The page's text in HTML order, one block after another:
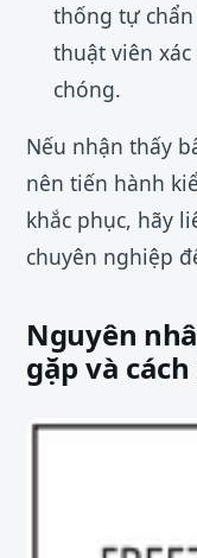
thống tự
thuật viên
chóng.
Nếu nhận thấy
nên tiến hành
khắc phục, hãy
chuyên nghiệp
Nguyên
gặp và